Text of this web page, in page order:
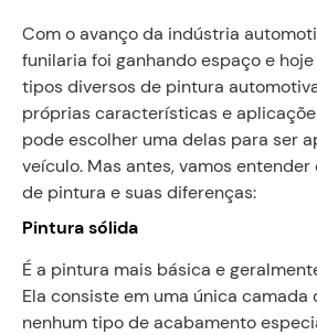
Com o avanço da indústria
funilaria foi ganhando espaço e
tipos diversos de pintura
próprias características e
pode escolher uma delas para ser
veículo. Mas antes, vamos
de pintura e suas diferenças:
Pintura sólida
É a pintura mais básica e
Ela consiste em uma única camada
nenhum tipo de acabamento